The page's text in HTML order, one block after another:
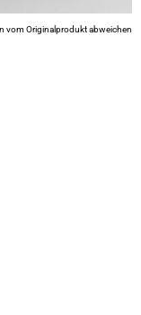
vom Originalprodukt abweichen